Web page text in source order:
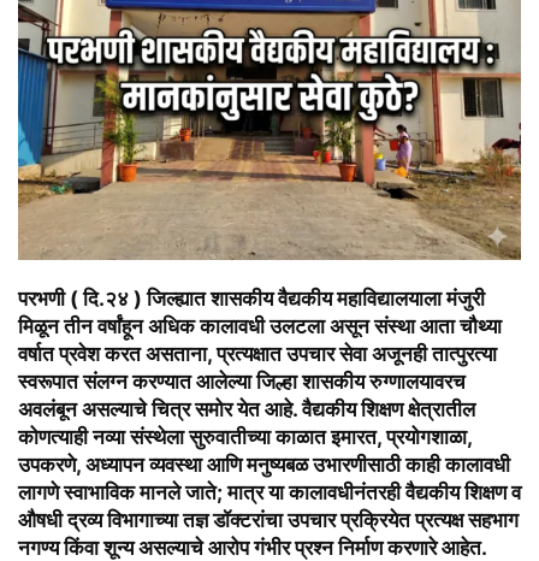
परभणी ( दि.२४ ) जिल्ह्यात शासकीय वैद्यकीय महाविद्यालयाला मंजुरी
मिळून तीन वर्षांहून अधिक कालावधी उलटला असून संस्था आता चौथ्या
वर्षात प्रवेश करत असताना, प्रत्यक्षात उपचार सेवा अजूनही तात्पुरत्या
स्वरूपात संलग्न करण्यात आलेल्या जिल्हा शासकीय रुग्णालयावरच
अवलंबून असल्याचे चित्र समोर येत आहे. वैद्यकीय शिक्षण क्षेत्रातील
कोणत्याही नव्या संस्थेला सुरुवातीच्या काळात इमारत, प्रयोगशाळा,
उपकरणे, अध्यापन व्यवस्था आणि मनुष्यबळ उभारणीसाठी काही कालावधी
लागणे स्वाभाविक मानले जाते; मात्र या कालावधीनंतरही वैद्यकीय शिक्षण व
औषधी द्रव्य विभागाच्या तज्ञ डॉक्टरांचा उपचार प्रक्रियेत प्रत्यक्ष सहभाग
नगण्य किंवा शून्य असल्याचे आरोप गंभीर प्रश्न निर्माण करणारे आहेत.